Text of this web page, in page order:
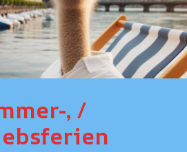
NUMON RIÑONERA
(GÜRTELTASCHE), DENIM
, /